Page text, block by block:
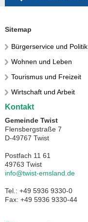
Sitemap
Bürgerservice und Politik
Wohnen und Leben
Tourismus und Freizeit
Wirtschaft und Arbeit
Kontakt
Gemeinde Twist
Flensbergstraße 7
D-49767 Twist
Postfach 11 61
49763 Twist
info@twist-emsland.de
Tel.: +49 5936 9330-0
Fax: +49 5936 9330-44